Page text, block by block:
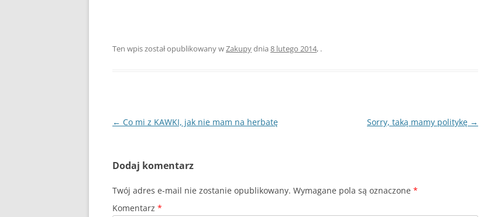
Ten wpis został opublikowany wZakupydnia 8 lutego 2014, .
Zobacz
← Co mi z KAWKI, jak nie mam na herbatę Sorry, taką mamy politykę →
Dodaj komentarz
Twój adres e-mail nie zostanie opublikowany. Wymagane pola są oznaczone *
Komentarz *